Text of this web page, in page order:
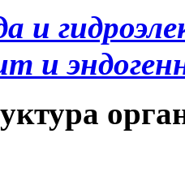
и
и